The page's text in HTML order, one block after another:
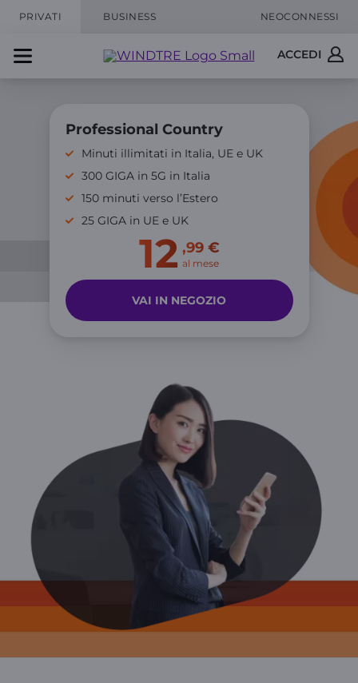
PRIVATI BUSINESS NEOCONNESSI
ACCEDI
Professional Country
Minuti illimitati in Italia, UE e UK
300 GIGA in 5G in Italia
150 minuti verso l’Estero
25 GIGA in UE e UK
12 ,99 €
al mese
VAI IN NEGOZIO